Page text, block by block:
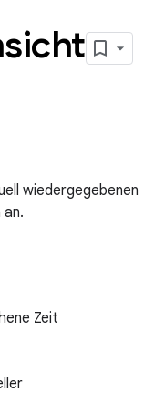
wiedergegebenen
Zeit